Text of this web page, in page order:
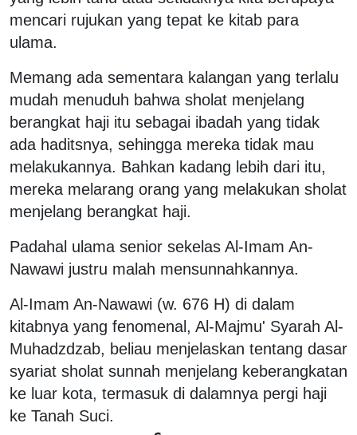
mencari rujukan yang tepat ke kitab para
ulama.
Memang ada sementara kalangan yang terlalu
mudah menuduh bahwa sholat menjelang
berangkat haji itu sebagai ibadah yang tidak
ada haditsnya, sehingga mereka tidak mau
melakukannya. Bahkan kadang lebih dari itu,
mereka melarang orang yang melakukan sholat
menjelang berangkat haji.
Padahal ulama senior sekelas Al-Imam An-
Nawawi justru malah mensunnahkannya.
Al-Imam An-Nawawi (w. 676 H) di dalam
kitabnya yang fenomenal, Al-Majmu' Syarah Al-
Muhadzdzab, beliau menjelaskan tentang dasar
syariat sholat sunnah menjelang keberangkatan
ke luar kota, termasuk di dalamnya pergi haji
ke Tanah Suci.